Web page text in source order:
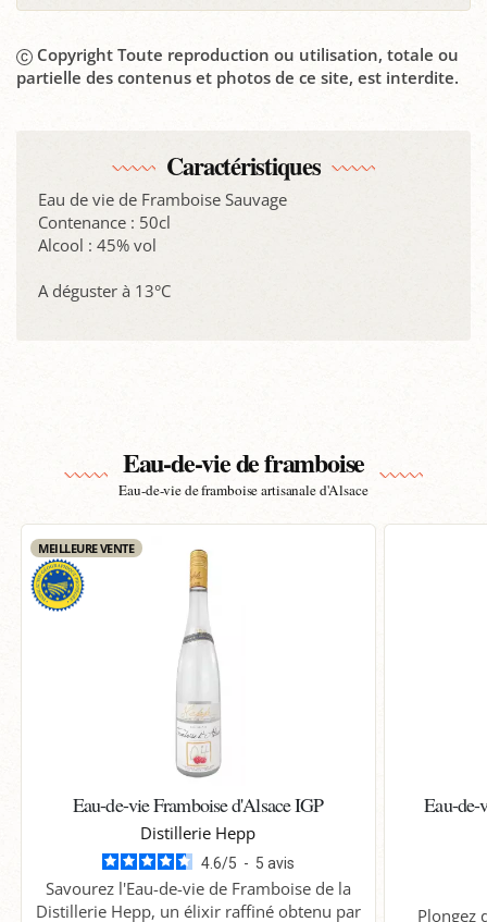
Copyright Toute reproduction ou utilisation, totale ou
partielle des contenus et photos de ce site, est interdite.
Caractéristiques
Eau de vie de Framboise Sauvage
Contenance : 50cl
Alcool : 45% vol
A déguster à 13°C
Eau-de-vie de framboise
Eau-de-vie de framboise artisanale d'Alsace
MEILLEURE VENTE
Eau-de-vie Framboise d'Alsace IGP
Distillerie Hepp
4.6/5 - 5 avis
Savourez l'Eau-de-vie de Framboise de la
Distillerie Hepp, un élixir raffiné obtenu par
Eau-de-
Plongez